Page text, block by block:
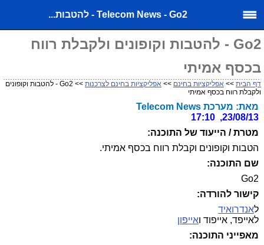
Telecom News - Go2 - להטבות...
Go2 - להטבות וקופונים ולקבלת רווח
בכסף אמיתי
דף הבית >> אפליקציות בחינם >> אפליקציות בחינם לצרכנות
>> Go2 - להטבות וקופונים
ולקבלת רווח בכסף אמיתי
מאת: מערכת Telecom News
23/08/13, 17:10
מטרת / הייעוד של התוכנה:
הטבות וקופונים וקבלת רווח בכסף אמיתי.
שם התוכנה:
Go2
קישור להורדה:
לאנדרואיד
לאייפד, אייפוד ואייפון
מאפייני התוכנה: